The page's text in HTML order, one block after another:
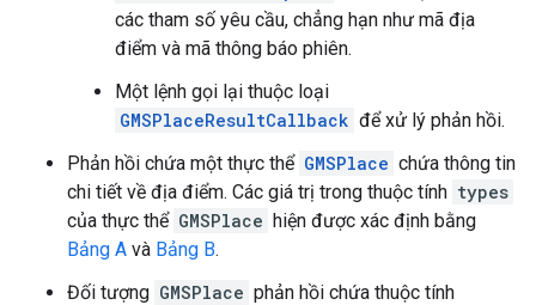
các tham số yêu cầu, chẳng hạn như mã địa
điểm và mã thông báo phiên.
Một lệnh gọi lại thuộc loại
GMSPlaceResultCallback để xử lý phản hồi.
Phản hồi chứa một thực thể GMSPlace chứa thông tin
chi tiết về địa điểm. Các giá trị trong thuộc tính types
của thực thể GMSPlace hiện được xác định bằng
Bảng A và Bảng B.
Đối tượng GMSPlace phản hồi chứa thuộc tính